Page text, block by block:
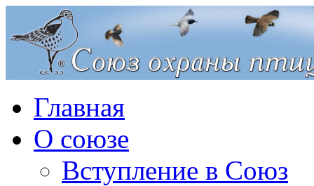
Главная
О союзе
Вступление в Союз